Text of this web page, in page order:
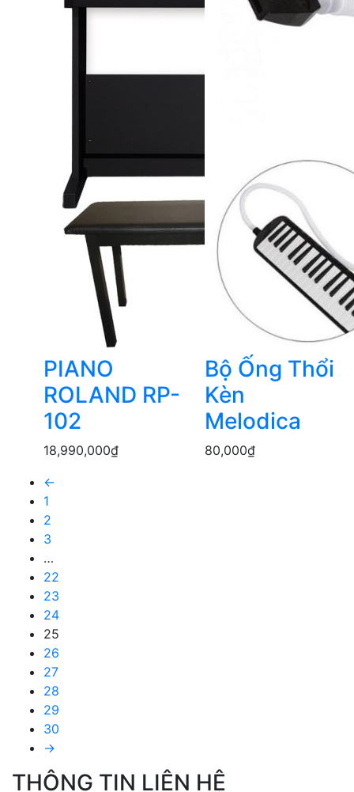
PIANO
ROLAND RP-
102
18,990,000₫
Bộ Ống Thổi
Kèn
Melodica
80,000₫
←
1
2
3
…
22
23
24
25
26
27
28
29
30
→
THÔNG TIN LIÊN HỆ